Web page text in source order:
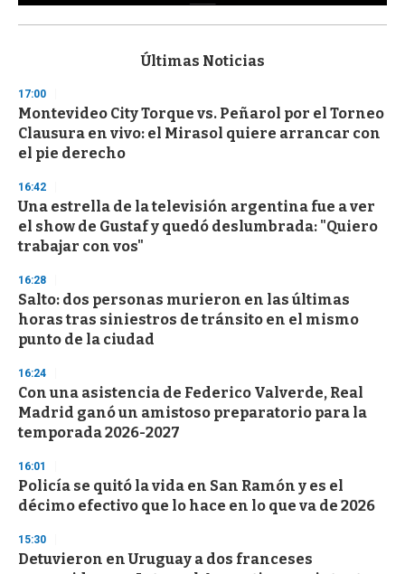
s
d
s
o
f
3
s
e
c
o
n
Últimas Noticias
17:00
Montevideo City Torque vs. Peñarol por el Torneo
Clausura en vivo: el Mirasol quiere arrancar con
el pie derecho
16:42
Una estrella de la televisión argentina fue a ver
el show de Gustaf y quedó deslumbrada: "Quiero
trabajar con vos"
16:28
Salto: dos personas murieron en las últimas
horas tras siniestros de tránsito en el mismo
punto de la ciudad
16:24
Con una asistencia de Federico Valverde, Real
Madrid ganó un amistoso preparatorio para la
temporada 2026-2027
16:01
Policía se quitó la vida en San Ramón y es el
décimo efectivo que lo hace en lo que va de 2026
15:30
Detuvieron en Uruguay a dos franceses